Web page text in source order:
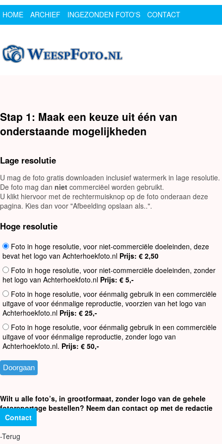
HOME ARCHIEF INGEZONDEN FOTO'S
CONTACT
Stap 1: Maak een keuze uit één van
onderstaande mogelijkheden
Lage resolutie
U mag de foto gratis downloaden inclusief watermerk in lage resolutie.
De foto mag dan niet commerciëel worden gebruikt.
U klikt hiervoor met de rechtermuisknop op de foto onderaan deze
pagina. Kies dan voor "Afbeelding opslaan als..".
Hoge resolutie
Foto in hoge resolutie, voor niet-commerciële doeleinden, deze
bevat het logo van Achterhoekfoto.nl Prijs: € 2,50
Foto in hoge resolutie, voor niet-commerciële doeleinden, zonder
het logo van Achterhoekfoto.nl Prijs: € 5,-
Foto in hoge resolutie, voor éénmalig gebruik in een commerciële
uitgave of voor éénmalige reproductie, voorzien van het logo van
Achterhoekfoto.nl Prijs: € 25,-
Foto in hoge resolutie, voor éénmalig gebruik in een commerciële
uitgave of voor éénmalige reproductie, zonder logo van
Achterhoekfoto.nl. Prijs: € 50,-
Wilt u alle foto’s, in grootformaat, zonder logo van de gehele
fotoreportage bestellen? Neem dan contact op met de redactie
Contact
-Terug